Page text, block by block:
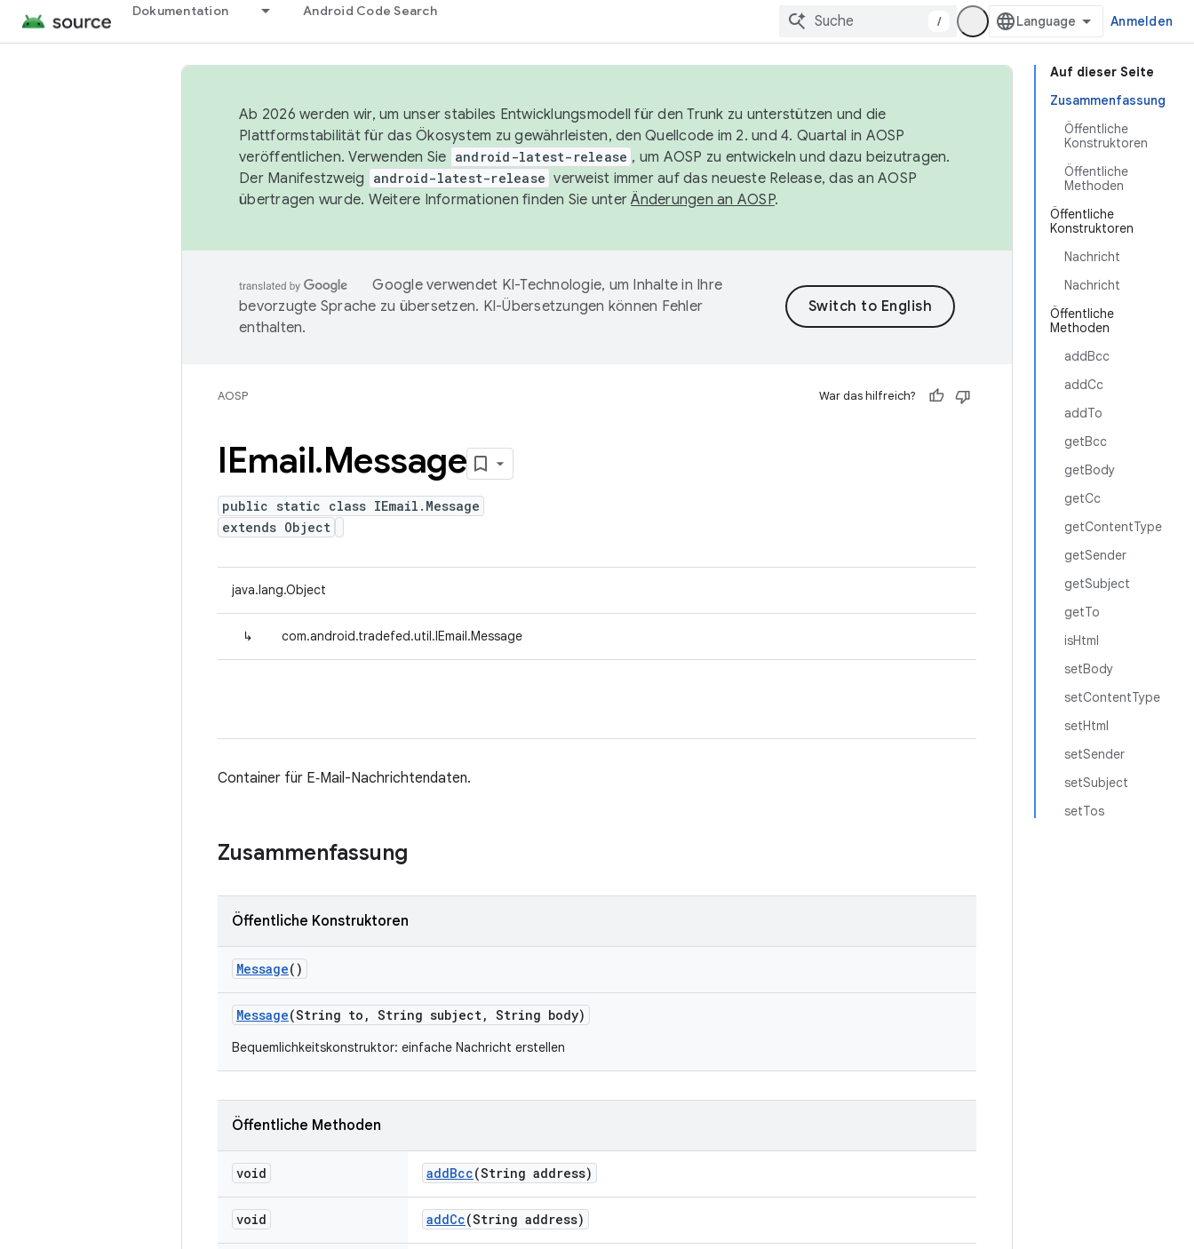
Dokumentation Android Code Search
/ Anmelden
Auf dieser Seite
Zusammenfassung
Öffentliche
Konstruktoren
Öffentliche
Methoden
Öffentliche
Konstruktoren
Nachricht
Nachricht
Öffentliche
Methoden
addBcc
addCc
addTo
getBcc
getBody
getCc
getContentType
getSender
getSubject
getTo
isHtml
setBody
setContentType
setHtml
setSender
setSubject
setTos
Ab 2026 werden wir, um unser stabiles Entwicklungsmodell für den Trunk zu unterstützen und die
Plattformstabilität für das Ökosystem zu gewährleisten, den Quellcode im 2. und 4. Quartal in AOSP
veröffentlichen. Verwenden Sie android-latest-release , um AOSP zu entwickeln und dazu beizutragen.
Der Manifestzweig
android-latest-release verweist immer auf das neueste Release, das an AOSP
übertragen wurde. Weitere Informationen finden Sie unterÄnderungen an AOSP.
Google verwendet KI-Technologie, um Inhalte in Ihre
bevorzugte Sprache zu übersetzen. KI-Übersetzungen können Fehler
enthalten.
AOSP War das hilfreich?
IEmail.Message
public static class IEmail.Message
extends Object
java.lang.Object
↳ com.android.tradefed.util.IEmail.Message
Container für E‑Mail-Nachrichtendaten.
Zusammenfassung
Öffentliche Konstruktoren
Message()
Message(String to , String subject, String body)
Bequemlichkeitskonstruktor: einfache Nachricht erstellen
Öffentliche Methoden
void addBcc(String address)
void addCc(String address)